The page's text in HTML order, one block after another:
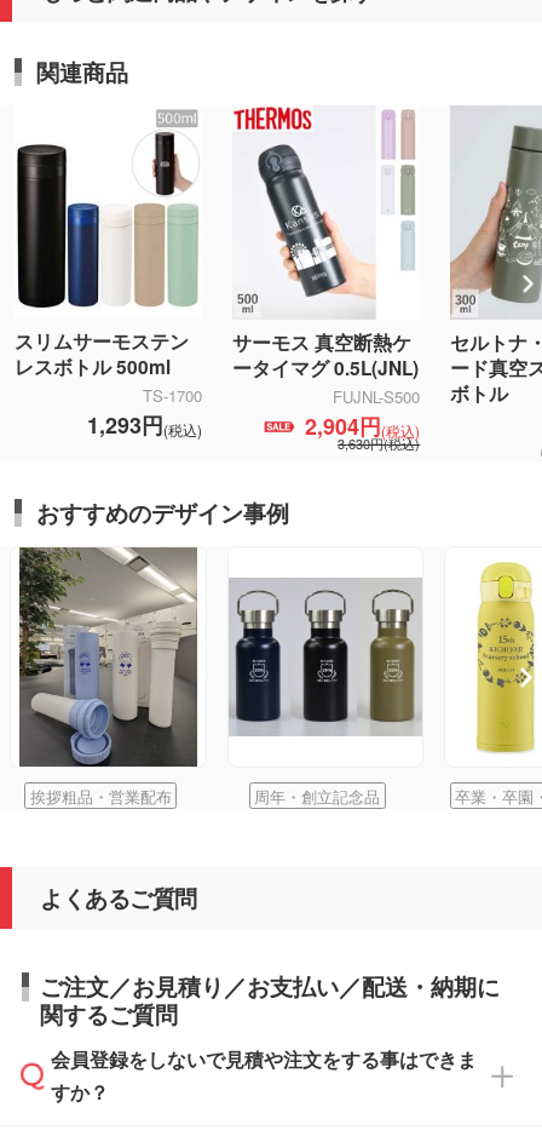
関連商品
スリムサーモステン
レスボトル 500ml
TS-1700
1,293円(税込)
サーモス 真空断熱ケ
ータイマグ 0.5L(JNL)
FUJNL-S500
2,904円(税込)
3,630円(税込)
セルトナ
ード真空
ボトル
おすすめのデザイン事例
挨拶粗品・営業配布 周年・創立記念品 卒業・卒園
よくあるご質問
ご注文／お見積り／お支払い／配送・納期に
関するご質問
会員登録をしないで見積や注文をする事はできま
すか？